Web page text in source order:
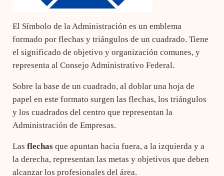
El Símbolo de la Administración es un emblema
formado por flechas y triángulos de un cuadrado. Tiene
el significado de objetivo y organización comunes, y
representa al Consejo Administrativo Federal.
Sobre la base de un cuadrado, al doblar una hoja de
papel en este formato surgen las flechas, los triángulos
y los cuadrados del centro que representan la
Administración de Empresas.
Las flechasque apuntan hacia fuera, a la izquierda y a
la derecha, representan las metas y objetivos que deben
alcanzar los profesionales del área.